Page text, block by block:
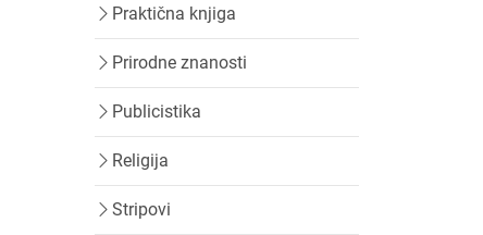
Praktična knjiga
Prirodne znanosti
Publicistika
Religija
Stripovi